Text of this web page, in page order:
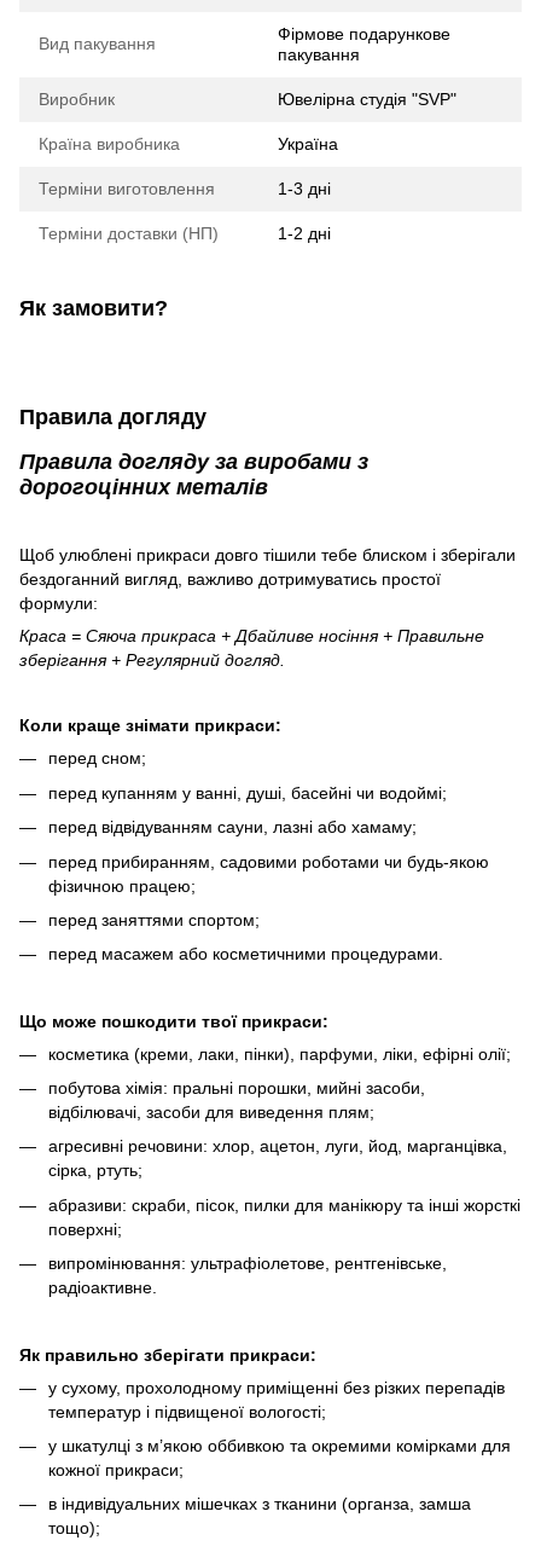
Вид пакування
Фірмове подарункове
пакування
Виробник Ювелірна студія "SVP"
Країна виробника Україна
Терміни виготовлення 1-3 дні
Терміни доставки (НП) 1-2 дні
Як замовити?
Правила догляду
Правила догляду за виробами з
дорогоцінних металів
Щоб улюблені прикраси довго тішили тебе блиском і зберігали
бездоганний вигляд, важливо дотримуватись простої
формули:
Краса = Сяюча прикраса + Дбайливе носіння + Правильне
зберігання + Регулярний догляд.
Коли краще знімати прикраси:
перед сном;
перед купанням у ванні, душі, басейні чи водоймі;
перед відвідуванням сауни, лазні або хамаму;
перед прибиранням, садовими роботами чи будь-якою
фізичною працею;
перед заняттями спортом;
перед масажем або косметичними процедурами.
Що може пошкодити твої прикраси:
косметика (креми, лаки, пінки), парфуми, ліки, ефірні олії;
побутова хімія: пральні порошки, мийні засоби,
відбілювачі, засоби для виведення плям;
агресивні речовини: хлор, ацетон, луги, йод, марганцівка,
сірка, ртуть;
абразиви: скраби, пісок, пилки для манікюру та інші жорсткі
поверхні;
випромінювання: ультрафіолетове, рентгенівське,
радіоактивне.
Як правильно зберігати прикраси:
у сухому, прохолодному приміщенні без різких перепадів
температур і підвищеної вологості;
у шкатулці з м’якою оббивкою та окремими комірками для
кожної прикраси;
в індивідуальних мішечках з тканини (органза, замша
тощо);